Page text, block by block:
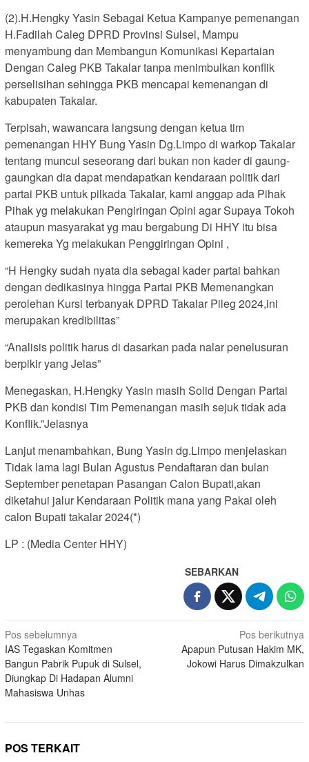
(2).H.Hengky Yasin Sebagai Ketua Kampanye pemenangan
H.Fadilah Caleg DPRD Provinsi Sulsel, Mampu
menyambung dan Membangun Komunikasi Kepartaian
Dengan Caleg PKB Takalar tanpa menimbulkan konflik
perselisihan sehingga PKB mencapai kemenangan di
kabupaten Takalar.
Terpisah, wawancara langsung dengan ketua tim
pemenangan HHY Bung Yasin Dg.Limpo di warkop Takalar
tentang muncul seseorang dari bukan non kader di gaung-
gaungkan dia dapat mendapatkan kendaraan politik dari
partai PKB untuk pilkada Takalar, kami anggap ada Pihak
Pihak yg melakukan Pengiringan Opini agar Supaya Tokoh
ataupun masyarakat yg mau bergabung Di HHY itu bisa
kemereka Yg melakukan Penggiringan Opini ,
“H Hengky sudah nyata dia sebagai kader partai bahkan
dengan dedikasinya hingga Partai PKB Memenangkan
perolehan Kursi terbanyak DPRD Takalar Pileg 2024,ini
merupakan kredibilitas”
“Analisis politik harus di dasarkan pada nalar penelusuran
berpikir yang Jelas”
Menegaskan, H.Hengky Yasin masih Solid Dengan Partai
PKB dan kondisi Tim Pemenangan masih sejuk tidak ada
Konflik.”Jelasnya
Lanjut menambahkan, Bung Yasin dg.Limpo menjelaskan
Tidak lama lagi Bulan Agustus Pendaftaran dan bulan
September penetapan Pasangan Calon Bupati,akan
diketahui jalur Kendaraan Politik mana yang Pakai oleh
calon Bupati takalar 2024(*)
LP : (Media Center HHY)
SEBARKAN
Navigasi
pos
Pos sebelumnya
IAS Tegaskan Komitmen
Bangun Pabrik Pupuk di Sulsel,
Diungkap Di Hadapan Alumni
Mahasiswa Unhas
Pos berikutnya
Apapun Putusan Hakim MK,
Jokowi Harus Dimakzulkan
POS TERKAIT